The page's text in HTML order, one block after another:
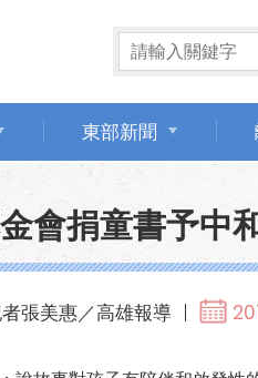
東部新聞
會捐童書予中
張美惠／高雄報導